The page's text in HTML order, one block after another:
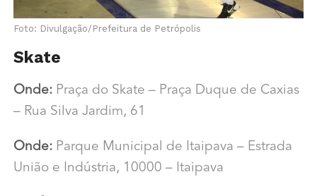
Foto: Divulgação/Prefeitura de Petrópolis
Skate
Onde:Praça do Skate – Praça Duque de Caxias
– Rua Silva Jardim, 61
Onde:Parque Municipal de Itaipava – Estrada
União e Indústria, 10000 – Itaipava